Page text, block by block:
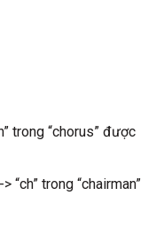
trong “chorus” được
“ch” trong “chairman”